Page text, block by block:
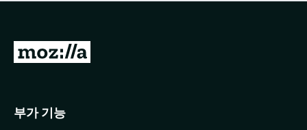
점
습
니
M
부가 기능